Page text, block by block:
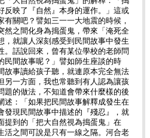
反映了『自然』本身的運作。」這或
關吧？譬如三一一大地震的時候，
然之間化身為搗蛋鬼，帶來「淹死全
，就讓人深刻感受到民間故事中發生
。話說回來，曾有某位學校的老師問
民間故事呢？」譬如師生座談的時
故事讀給孩子聽，就連原本完全無法
另一方面，我也常聽到有人認為讓孩
題的做法，不知道會帶來什麼樣的後
述：「如果把民間故事解釋成發生在
發現民間故事中描述的『殘忍』，就
提到的「把大自然視為搗蛋鬼」在
活之間可說是只有一線之隔。河合老